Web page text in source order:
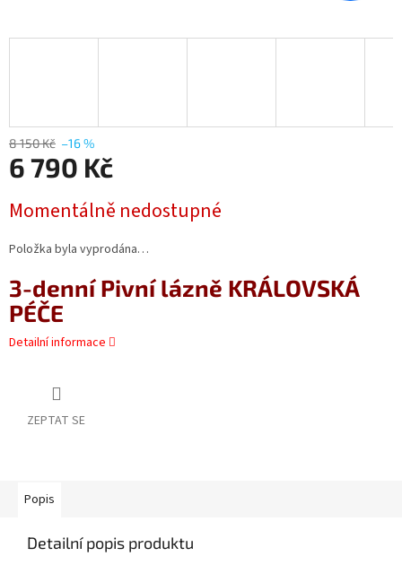
8 150 Kč –16 %
6 790 Kč
cena:
Momentálně nedostupné
Položka byla vyprodána…
3-denní Pivní lázně KRÁLOVSKÁ
PÉČE
Detailní informace
ZEPTAT SE
Popis
Detailní popis produktu